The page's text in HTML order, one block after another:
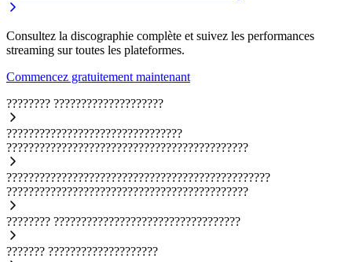
Consultez la discographie complète et suivez les performances
streaming sur toutes les plateformes.
Commencez gratuitement maintenant
???????? ????????????????????
????????????????????????????????
????????????????????????????????????????????
????????????????????????????????????????????????
????????????????????????????????????????????
???????? ??????????????????????????????????
??????? ????????????????????